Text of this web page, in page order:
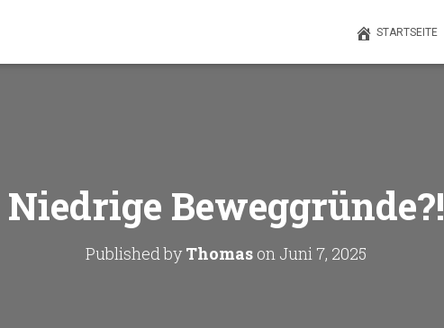
STARTSEITE
Niedrige Beweggründe?!
Published byThomas on Juni 7, 2025